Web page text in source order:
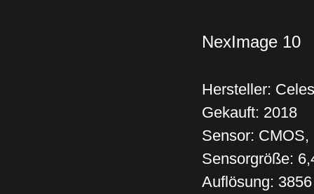
NexImage 10
Hersteller:
Gekauft: 2018
Sensor:
Sensorgröße:
Auflösung: